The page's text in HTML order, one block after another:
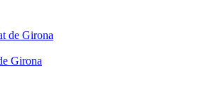
de Girona
Girona